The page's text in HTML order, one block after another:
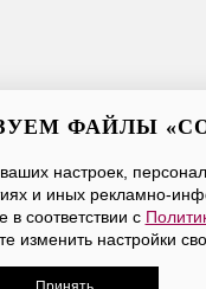
Email
вы принимаете условия
ФАЙЛЫ
настроек,
и иных рекламно-
соответствии с
настройки